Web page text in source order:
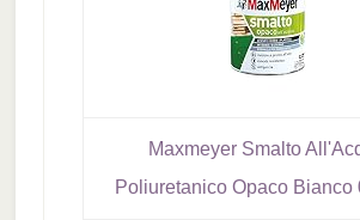
Maxmeyer Smalto
Poliuretanico Opaco Bianco